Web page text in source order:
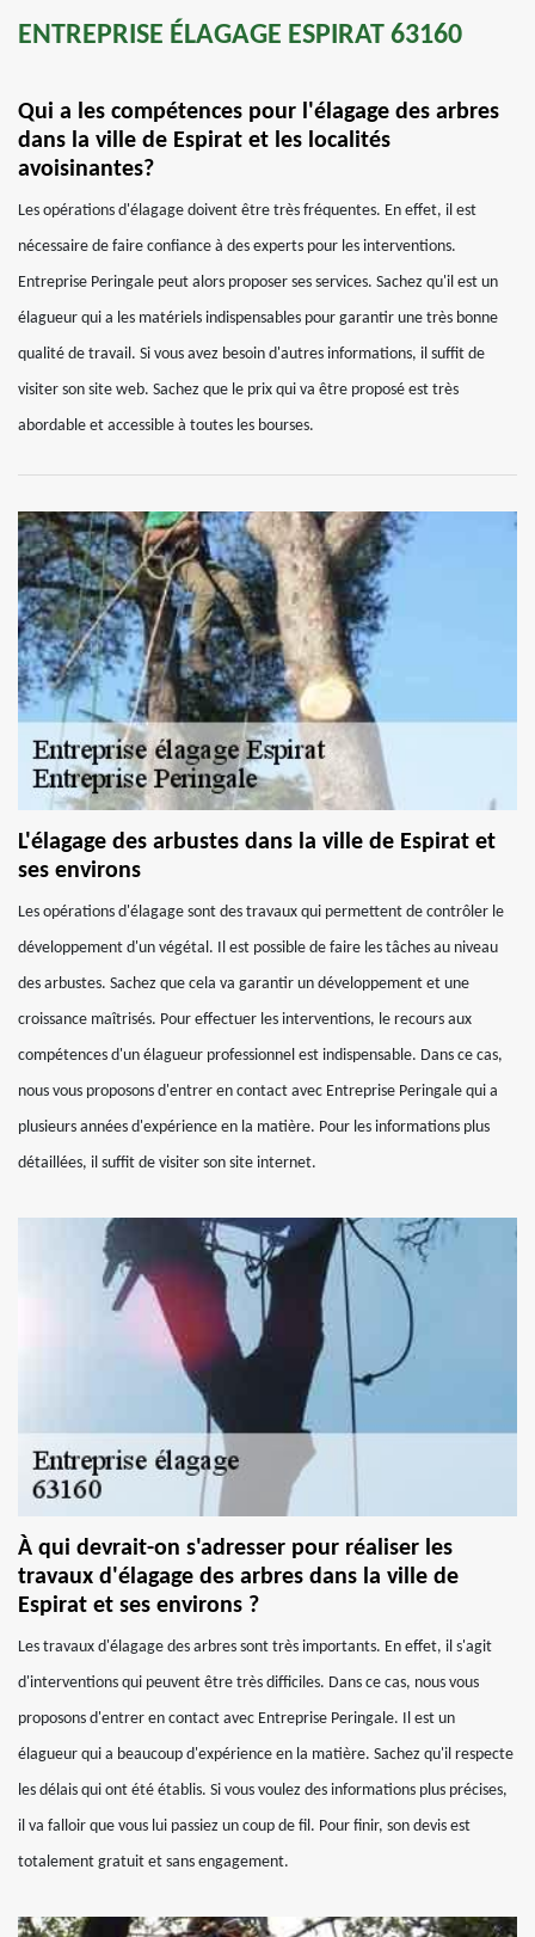
ENTREPRISE ÉLAGAGE ESPIRAT 63160
Qui a les compétences pour l'élagage des arbres
dans la ville de Espirat et les localités
avoisinantes?
Les opérations d'élagage doivent être très fréquentes. En effet, il est
nécessaire de faire confiance à des experts pour les interventions.
Entreprise Peringale peut alors proposer ses services. Sachez qu'il est un
élagueur qui a les matériels indispensables pour garantir une très bonne
qualité de travail. Si vous avez besoin d'autres informations, il suffit de
visiter son site web. Sachez que le prix qui va être proposé est très
abordable et accessible à toutes les bourses.
L'élagage des arbustes dans la ville de Espirat et
ses environs
Les opérations d'élagage sont des travaux qui permettent de contrôler le
développement d'un végétal. Il est possible de faire les tâches au niveau
des arbustes. Sachez que cela va garantir un développement et une
croissance maîtrisés. Pour effectuer les interventions, le recours aux
compétences d'un élagueur professionnel est indispensable. Dans ce cas,
nous vous proposons d'entrer en contact avec Entreprise Peringale qui a
plusieurs années d'expérience en la matière. Pour les informations plus
détaillées, il suffit de visiter son site internet.
À qui devrait-on s'adresser pour réaliser les
travaux d'élagage des arbres dans la ville de
Espirat et ses environs ?
Les travaux d'élagage des arbres sont très importants. En effet, il s'agit
d'interventions qui peuvent être très difficiles. Dans ce cas, nous vous
proposons d'entrer en contact avec Entreprise Peringale. Il est un
élagueur qui a beaucoup d'expérience en la matière. Sachez qu'il respecte
les délais qui ont été établis. Si vous voulez des informations plus précises,
il va falloir que vous lui passiez un coup de fil. Pour finir, son devis est
totalement gratuit et sans engagement.